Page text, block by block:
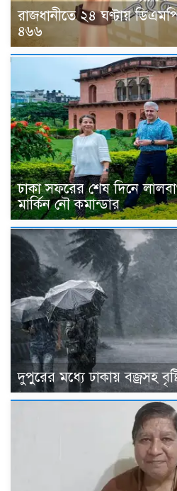
রাজধানীতে ২৪ ঘণ্টায়
৪৬৬
ঢাকা সফরের শেষ দিনে
মার্কিন নৌ কমান্ডার
দুপুরের মধ্যে ঢাকায় বজ্রসহ